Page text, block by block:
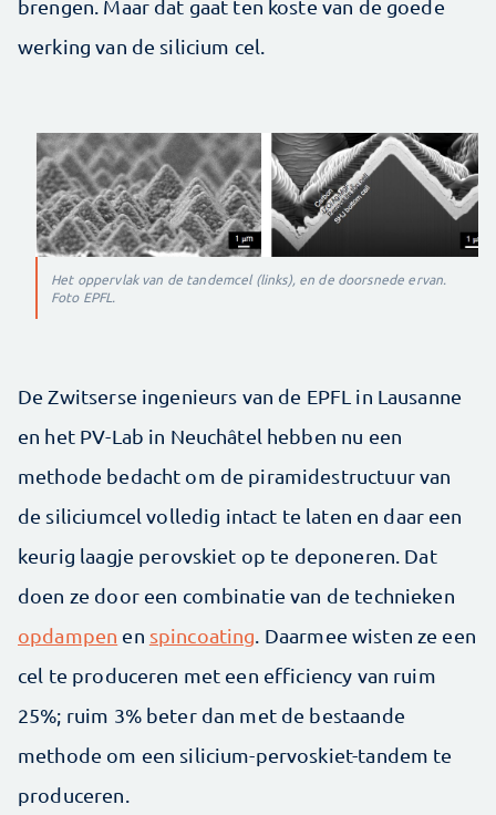
brengen. Maar dat gaat ten koste van de goede
werking van de silicium cel.
Het oppervlak van de tandemcel (links), en de doorsnede ervan.
Foto EPFL.
De Zwitserse ingenieurs van de EPFL in Lausanne
en het PV-Lab in Neuchâtel hebben nu een
methode bedacht om de piramidestructuur van
de siliciumcel volledig intact te laten en daar een
keurig laagje perovskiet op te deponeren. Dat
doen ze door een combinatie van de technieken
opdampen en spincoating . Daarmee wisten ze een
cel te produceren met een efficiency van ruim
25%; ruim 3% beter dan met de bestaande
methode om een silicium-pervoskiet-tandem te
produceren.